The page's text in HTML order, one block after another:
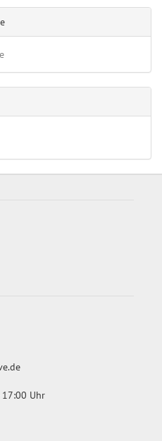
17:00 Uhr